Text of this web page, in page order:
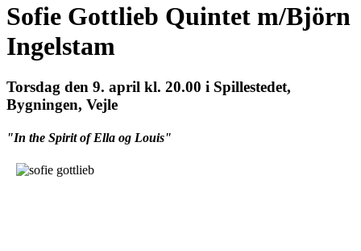
Sofie Gottlieb Quintet m/Björn
Ingelstam
Torsdag den 9. april kl. 20.00 i Spillestedet,
Bygningen, Vejle
"In the Spirit of Ella og Louis"